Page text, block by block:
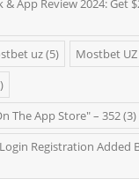
uz(5) Mostbet UZ
The App Store" – 352(3)
Registration Added